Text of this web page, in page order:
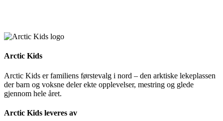
Arctic Kids
Arctic Kids er familiens førstevalg i nord – den arktiske lekeplassen
der barn og voksne deler ekte opplevelser, mestring og glede
gjennom hele året.
Arctic Kids leveres av